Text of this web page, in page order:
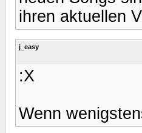
ihren aktuellen
j_easy
:X
Wenn